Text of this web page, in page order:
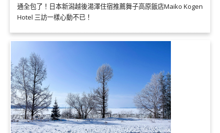
通全包了！日本新潟越後湯澤住宿推薦舞子高原飯店Maiko Kogen
Hotel 三訪一樣心動不已！